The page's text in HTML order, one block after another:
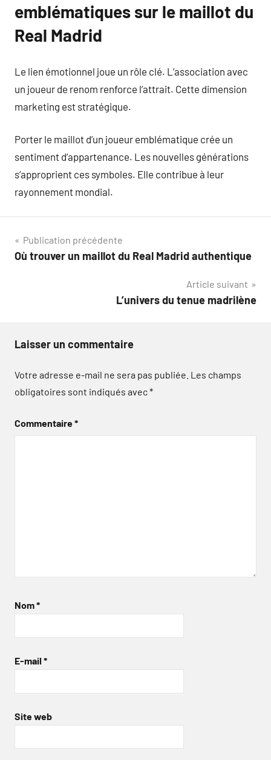
emblématiques sur le maillot du
Real Madrid
Le lien émotionnel joue un rôle clé. L’association avec
un joueur de renom renforce l’attrait. Cette dimension
marketing est stratégique.
Porter le maillot d’un joueur emblématique crée un
sentiment d’appartenance. Les nouvelles générations
s’approprient ces symboles. Elle contribue à leur
rayonnement mondial.
Navigation
de
Publication précédente
Où trouver un maillot du Real Madrid authentique
Article suivant
L’univers du tenue madrilène
Laisser un commentaire
Votre adresse e-mail ne sera pas publiée. Les champs
obligatoires sont indiqués avec*
Commentaire*
Nom*
E-mail *
Site web